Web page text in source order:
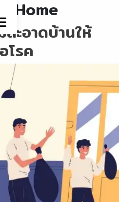
ะอาดบ้านให้
โรค